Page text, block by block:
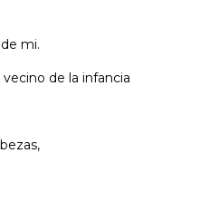
mi.
de la infancia